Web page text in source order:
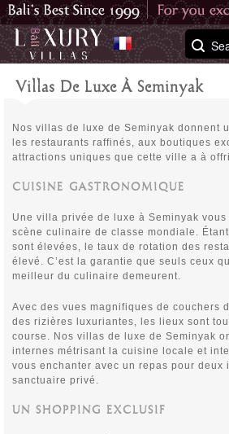
Villas De Luxe À Seminyak
Nos villas de luxe de Seminyak donnent
les restaurants raffinés, aux boutiques
attractions uniques que cette ville a à
CUISINE GASTRONOMIQUE
Une villa privée de luxe à Seminyak
scène culinaire de classe mondiale.
sont élevées, le taux de rotation des
élevé. C’est la garantie que seuls ceux
meilleur du culinaire demeurent.
Avec des vues magnifiques de couchers
des rizières luxuriantes, les lieux sont
course. Nos villas de luxe de Seminyak
internes métrisant la cuisine locale et
vous enchanter avec un repas pour deux
sanctuaire privé.
UN SHOPPING EXCLUSIF